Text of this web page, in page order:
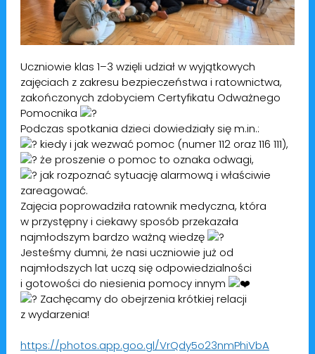
Uczniowie klas 1–3 wzięli udział w wyjątkowych
zajęciach z zakresu bezpieczeństwa i ratownictwa,
zakończonych zdobyciem Certyfikatu Odważnego
Pomocnika
Podczas spotkania dzieci dowiedziały się m.in.:
kiedy i jak wezwać pomoc (numer 112 oraz 116 111),
że proszenie o pomoc to oznaka odwagi,
jak rozpoznać sytuację alarmową i właściwie
zareagować.
Zajęcia poprowadziła ratownik medyczna, która
w przystępny i ciekawy sposób przekazała
najmłodszym bardzo ważną wiedzę
Jesteśmy dumni, że nasi uczniowie już od
najmłodszych lat uczą się odpowiedzialności
i gotowości do niesienia pomocy innym
Zachęcamy do obejrzenia krótkiej relacji
z wydarzenia!
https://photos.app.goo.gl/VrQdy5o23nmPhiVbA